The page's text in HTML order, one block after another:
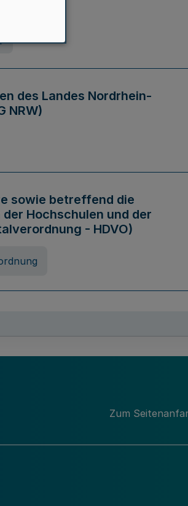
des Landes Nordrhein-
NRW)
sowie betreffend die
Hochschulen und der
- HDVO)
des Landes Nordrhein-
Zum